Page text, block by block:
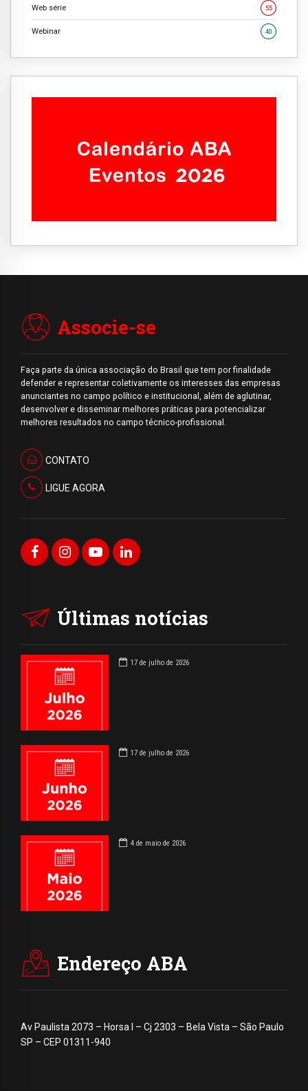
Web série 55
Webinar 40
Associe-se
Faça parte da única associação do Brasil que tem por finalidade
defender e representar coletivamente os interesses das empresas
anunciantes no campo político e institucional, além de aglutinar,
desenvolver e disseminar melhores práticas para potencializar
melhores resultados no campo técnico-profissional.
CONTATO
LIGUE AGORA
Últimas notícias
17 de julho de 2026
17 de julho de 2026
4 de maio de 2026
Endereço ABA
Av Paulista 2073 – Horsa I – Cj 2303 – Bela Vista – São Paulo
SP – CEP 01311-940